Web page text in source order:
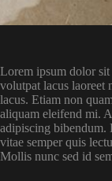
Lorem ipsum dolor sit
volutpat lacus laoreet
lacus. Etiam non
aliquam eleifend mi.
adipiscing bibendum.
vitae semper quis
Mollis nunc sed id